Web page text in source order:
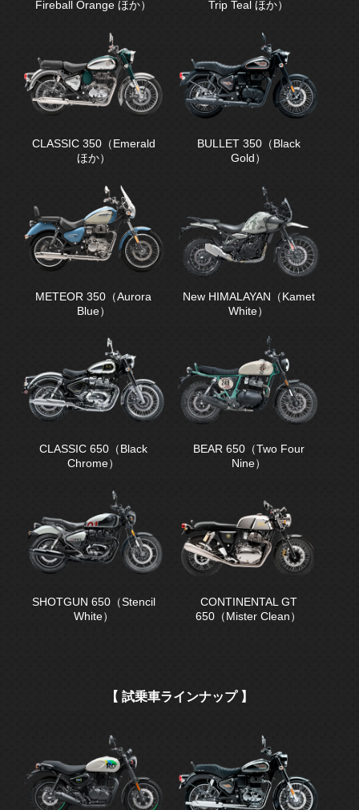
Fireball Orange ほか） Trip Teal ほか）
CLASSIC 350（Emerald
ほか）
BULLET 350（Black
Gold）
METEOR 350（Aurora
Blue）
New HIMALAYAN（Kamet
White）
CLASSIC 650（Black
Chrome）
BEAR 650（Two Four
Nine）
SHOTGUN 650（Stencil
White）
CONTINENTAL GT
650（Mister Clean）
【 試乗車ラインナップ 】